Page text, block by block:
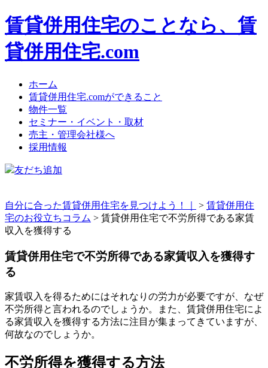
賃貸併用住宅のことなら、賃
貸併用住宅.com
ホーム
賃貸併用住宅.comができること
物件一覧
セミナー・イベント・取材
売主・管理会社様へ
採用情報
友だち追加
自分に合った賃貸併用住宅を見つけよう！｜ > 賃貸併用住
宅のお役立ちコラム > 賃貸併用住宅で不労所得である家賃
収入を獲得する
賃貸併用住宅で不労所得である家賃収入を獲得す
る
家賃収入を得るためにはそれなりの労力が必要ですが、なぜ
不労所得と言われるのでしょうか。また、賃貸併用住宅によ
る家賃収入を獲得する方法に注目が集まってきていますが、
何故なのでしょうか。
不労所得を獲得する方法